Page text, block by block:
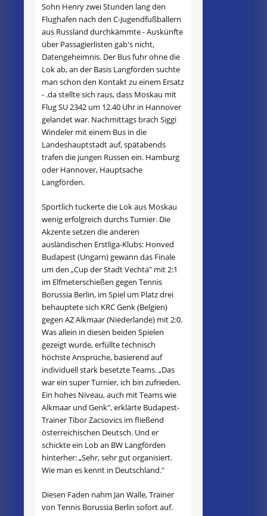
Sohn Henry zwei Stunden lang den
Flughafen nach den C-Jugendfußballern
aus Russland durchkämmte - Auskünfte
über Passagierlisten gab's nicht,
Datengeheimnis. Der Bus fuhr ohne die
Lok ab, an der Basis Langförden suchte
man schon den Kontakt zu einem Ersatz
- .da stellte sich raus, dass Moskau mit
Flug SU 2342 um 12.40 Uhr in Hannover
gelandet war. Nachmittags brach Siggi
Windeler mit einem Bus in die
Landeshauptstadt auf, spätabends
trafen die jungen Russen ein. Hamburg
oder Hannover, Hauptsache
Langförden.
Sportlich tuckerte die Lok aus Moskau
wenig erfolgreich durchs Turnier. Die
Akzente setzen die anderen
ausländischen Erstliga-Klubs: Honved
Budapest (Ungarn) gewann das Finale
um den „Cup der Stadt Vechta" mit 2:1
im Elfmeterschießen gegen Tennis
Borussia Berlin, im Spiel um Platz drei
behauptete sich KRC Genk (Belgien)
gegen AZ Alkmaar (Niederlande) mit 2:0.
Was allein in diesen beiden Spielen
gezeigt wurde, erfüllte technisch
höchste Ansprüche, basierend auf
individuell stark besetzte Teams. „Das
war ein super Turnier, ich bin zufrieden.
Ein hohes Niveau, auch mit Teams wie
Alkmaar und Genk", erklärte Budapest-
Trainer Tibor Zacsovics im fließend
österreichischen Deutsch. Und er
schickte ein Lob an BW Langförden
hinterher: „Sehr, sehr gut organisiert.
Wie man es kennt in Deutschland."
Diesen Faden nahm Jan Walle, Trainer
von Tennis Borussia Berlin sofort auf.